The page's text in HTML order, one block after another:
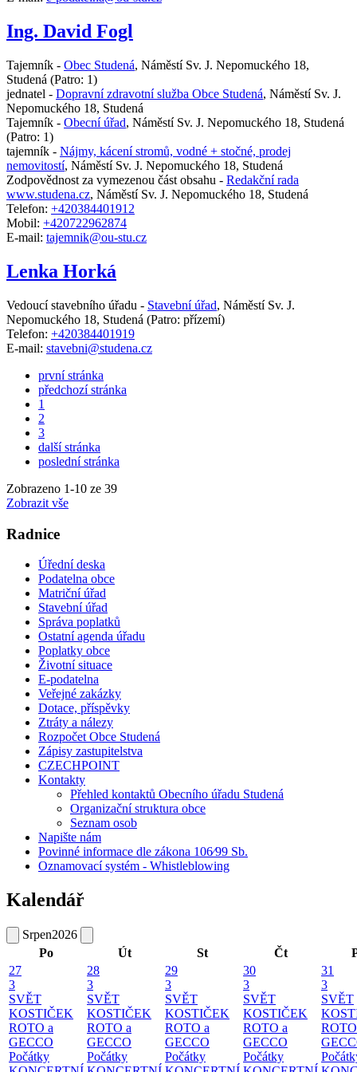
Ing. David Fogl
Tajemník - Obec Studená, Náměstí Sv. J. Nepomuckého 18,
Studená (Patro: 1)
jednatel - Dopravní zdravotní služba Obce Studená, Náměstí Sv. J.
Nepomuckého 18, Studená
Tajemník - Obecní úřad, Náměstí Sv. J. Nepomuckého 18, Studená
(Patro: 1)
tajemník - Nájmy, kácení stromů, vodné + stočné, prodej
nemovitostí, Náměstí Sv. J. Nepomuckého 18, Studená
Zodpovědnost za vymezenou část obsahu - Redakční rada
www.studena.cz, Náměstí Sv. J. Nepomuckého 18, Studená
Telefon: +420384401912
Mobil: +420722962874
E-mail: tajemnik@ou-stu.cz
Lenka Horká
Vedoucí stavebního úřadu - Stavební úřad, Náměstí Sv. J.
Nepomuckého 18, Studená (Patro: přízemí)
Telefon: +420384401919
E-mail: stavebni@studena.cz
první stránka
předchozí stránka
1
2
3
další stránka
poslední stránka
Zobrazeno 1-10 ze 39
Zobrazit vše
Radnice
Úřední deska
Podatelna obce
Matriční úřad
Stavební úřad
Správa poplatků
Ostatní agenda úřadu
Poplatky obce
Životní situace
E-podatelna
Veřejné zakázky
Dotace, příspěvky
Ztráty a nálezy
Rozpočet Obce Studená
Zápisy zastupitelstva
CZECHPOINT
Kontakty
Přehled kontaktů Obecního úřadu Studená
Organizační struktura obce
Seznam osob
Napište nám
Povinné informace dle zákona 106⁄99 Sb.
Oznamovací systém - Whistleblowing
Kalendář
Srpen2026
Po
Út St Čt
27
3
SVĚT
KOSTIČEK
ROTO a
GECCO
Počátky
28
3
SVĚT
KOSTIČEK
ROTO a
GECCO
Počátky
29
3
SVĚT
KOSTIČEK
ROTO a
GECCO
Počátky
30
3
SVĚT
KOSTIČEK
ROTO a
GECCO
Počátky
31
3
SVĚT